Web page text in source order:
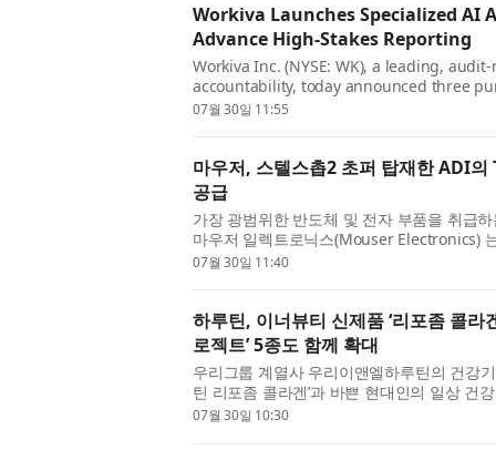
Workiva Launches Specialized AI
Advance High-Stakes Reporting
Workiva Inc. (NYSE: WK), a leading,
accountability, today announced three
Knowledge, a persistent intelligence
07월 30일 11:55
마우저, 스텔스촙2 초퍼 탑재한 ADI
공급
가장 광범위한 반도체 및 전자 부품을 취급
마우저 일렉트로닉스(Mouser Electronics)
ADI) 의 TMC2241 스마트 통합 스테퍼 드라
07월 30일 11:40
하루틴, 이너뷰티 신제품 ‘리포좀 콜라
로젝트’ 5종도 함께 확대
우리그룹 계열사 우리이앤엘하루틴의 건강
틴 리포좀 콜라겐’과 바쁜 현대인의 일상 건
한 총 6종의 신제품을 출시했다고 밝혔다.
07월 30일 10:30